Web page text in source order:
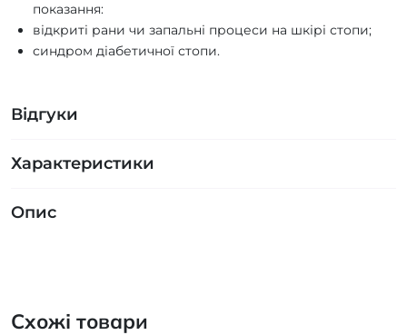
показання:
відкриті рани чи запальні процеси на шкірі стопи;
синдром діабетичної стопи.
Відгуки
Характеристики
Опис
Схожі товари